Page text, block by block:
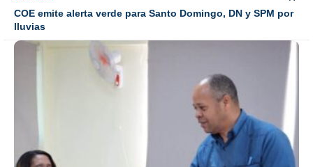
COE emite alerta verde para Santo Domingo, DN y SPM por
lluvias